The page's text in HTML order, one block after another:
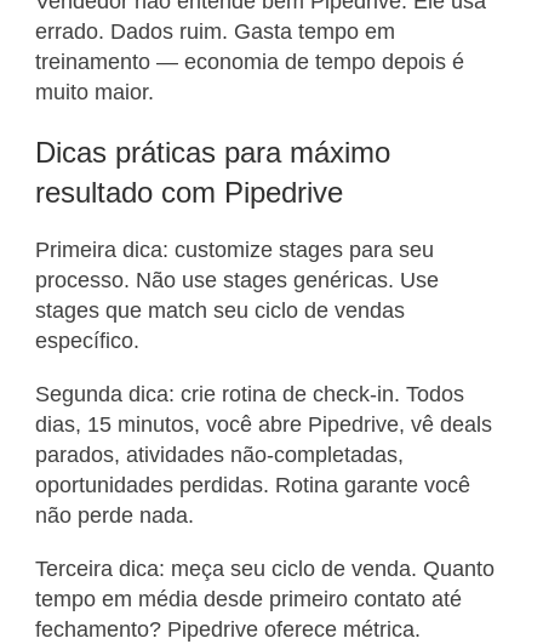
errado. Dados ruim. Gasta tempo em
treinamento — economia de tempo depois é
muito maior.
Dicas práticas para máximo
resultado com Pipedrive
Primeira dica: customize stages para seu
processo. Não use stages genéricas. Use
stages que match seu ciclo de vendas
específico.
Segunda dica: crie rotina de check-in. Todos
dias, 15 minutos, você abre Pipedrive, vê deals
parados, atividades não-completadas,
oportunidades perdidas. Rotina garante você
não perde nada.
Terceira dica: meça seu ciclo de venda. Quanto
tempo em média desde primeiro contato até
fechamento? Pipedrive oferece métrica.